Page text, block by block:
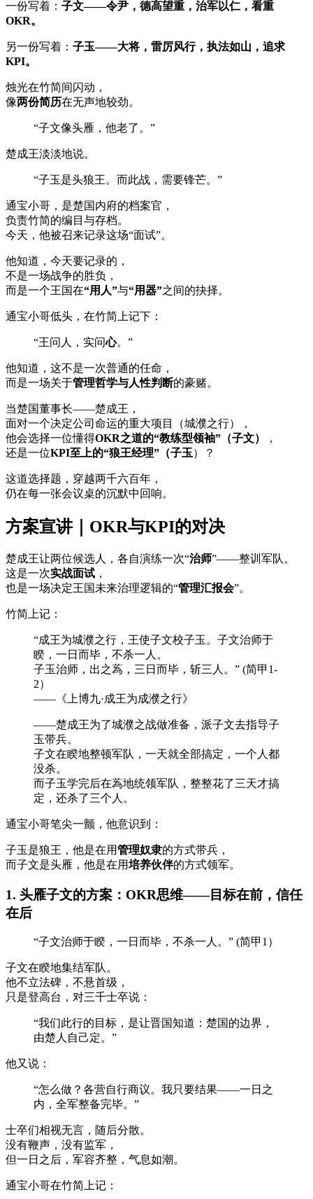
一份写着： 子文——令尹，德高望重，治军以仁，看重
OKR。
另一份写着： 子玉——大将，雷厉风行，执法如山，追求
KPI。
烛光在竹简间闪动，
像两份简历在无声地较劲。
“子文像头雁，他老了。”
楚成王淡淡地说。
“子玉是头狼王。而此战，需要锋芒。”
通宝小哥，是楚国内府的档案官，
负责竹简的编目与存档。
今天，他被召来记录这场“面试”。
他知道，今天要记录的，
不是一场战争的胜负，
而是一个王国在“用人”与“用器”之间的抉择。
通宝小哥低头，在竹简上记下：
“王问人，实问心。”
他知道，这不是一次普通的任命，
而是一场关于管理哲学与人性判断的豪赌。
当楚国董事长——楚成王，
面对一个决定公司命运的重大项目（城濮之行），
他会选择一位懂得OKR之道的“教练型领袖”（子文）
，
还是一位KPI至上的“狼王经理”（子玉）？
这道选择题，穿越两千六百年，
仍在每一张会议桌的沉默中回响。
方案宣讲｜OKR与KPI的对决
楚成王让两位候选人，各自演练一次“治师”——整训军队。
这是一次实战面试 ，
也是一场决定王国未来治理逻辑的“管理汇报会”。
竹简上记：
“成王为城濮之行，王使子文校子玉。子文治师于
睽，一日而毕，不杀一人。
子玉治师，出之蒍，三日而毕，斩三人。” (简甲1-
2）
——《上博九·成王为成濮之行》
——楚成王为了城濮之战做准备，派子文去指导子
玉带兵。
子文在睽地整顿军队，一天就全部搞定，一个人都
没杀。
而子玉学完后在蒍地统领军队，整整花了三天才搞
定，还杀了三个人。
通宝小哥笔尖一颤，他意识到：
子玉是狼王，他是在用管理奴隶的方式带兵，
而子文是头雁，他是在用培养伙伴的方式领军。
1. 头雁子文的方案：OKR思维——目标在前，信任
在后
“子文治师于睽，一日而毕，不杀一人。 ” (简甲1）
子文在睽地集结军队。
他不立法碑，不悬首级，
只是登高台，对三千士卒说：
“我们此行的目标，是让晋国知道：楚国的边界，
由楚人自己定。”
他又说：
“怎么做？各营自行商议。我只要结果——一日之
内，全军整备完毕。”
士卒们相视无言，随后分散。
没有鞭声，没有监军，
但一日之后，军容齐整，气息如潮。
通宝小哥在竹简上记：